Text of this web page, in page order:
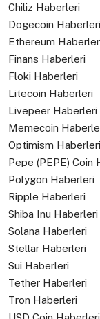
Chiliz Haberleri
Dogecoin Haberleri
Ethereum
Finans Haberleri
Floki Haberleri
Litecoin Haberleri
Livepeer Haberleri
Memecoin
Optimism Haberleri
Pepe (PEPE) Coin
Polygon Haberleri
Ripple Haberleri
Shiba Inu Haberleri
Solana Haberleri
Stellar Haberleri
Sui Haberleri
Tether Haberleri
Tron Haberleri